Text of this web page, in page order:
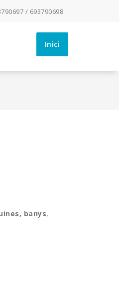
/ 693790698
Inici
banys,